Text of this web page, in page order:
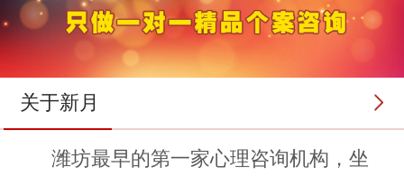
关于新月
潍坊最早的第一家心理咨询机构，坐